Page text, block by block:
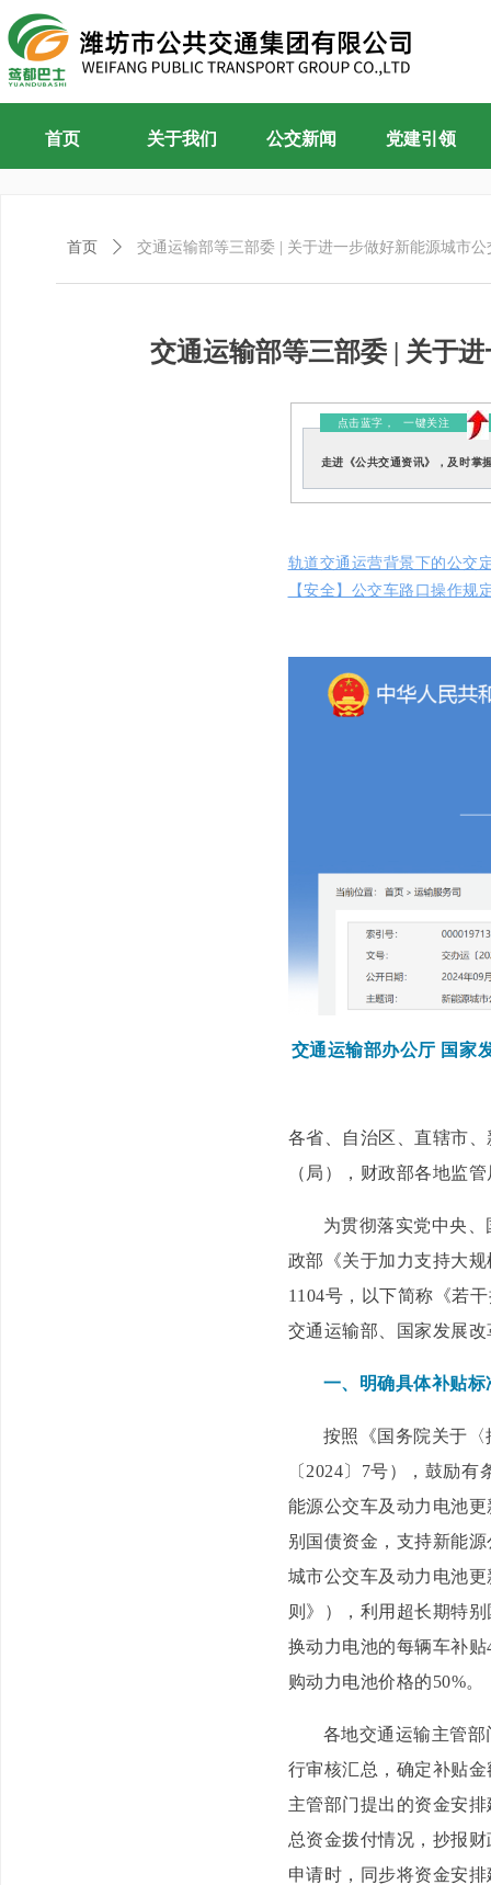
首页 关于我们 公交新闻 党建引领
交通运输部等三部委 | 关于
点击蓝字， 一键关注
走进《公共交通资讯》，及时掌
轨道交通运营背景下的公交
【安全】公交车路口操作规
交通运输部办公厅 国家
各省、自治区、直辖市
（局），财政部各地监
为贯彻落实党中央
政部《关于加力支持大
1104号，以下简称《若
交通运输部、国家发展
一、明确具体补贴
按照《国务院关于
〔2024〕7号），鼓励
能源公交车及动力电池
别国债资金，支持新能
城市公交车及动力电池
则》），利用超长期特
换动力电池的每辆车补
购动力电池价格的50%。
各地交通运输主管
行审核汇总，确定补贴
主管部门提出的资金安
总资金拨付情况，抄报
申请时，同步将资金安
首页 ꄲ 交通运输部等三部委 | 关于进一步做好新能源城市